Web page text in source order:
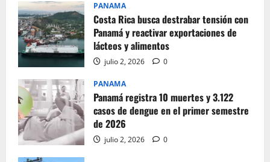
PANAMA
Costa Rica busca destrabar tensión con
Panamá y reactivar exportaciones de
lácteos y alimentos
julio 2, 2026 0
PANAMA
Panamá registra 10 muertes y 3.122
casos de dengue en el primer semestre
de 2026
julio 2, 2026 0